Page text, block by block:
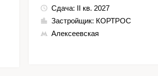
Сдача: II кв. 2027
Застройщик: КОРТРОС
Алексеевская